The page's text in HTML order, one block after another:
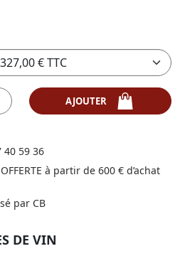
40 59 36
à partir de 600 € d’achat
par CB
DE VIN